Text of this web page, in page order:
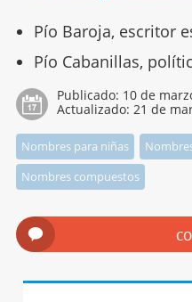
Pío Baroja, escritor
Pío Cabanillas,
Publicado: 10 de
Actualizado: 21 de
Nombres para niñas
Nombres compuestos